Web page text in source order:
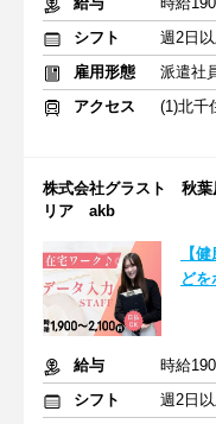
シフト
週2日
雇用形態
派遣社
アクセス
(1)北
株式会社グラスト 秋
リア akb
【
ど
給与
時給
シフト
週2日